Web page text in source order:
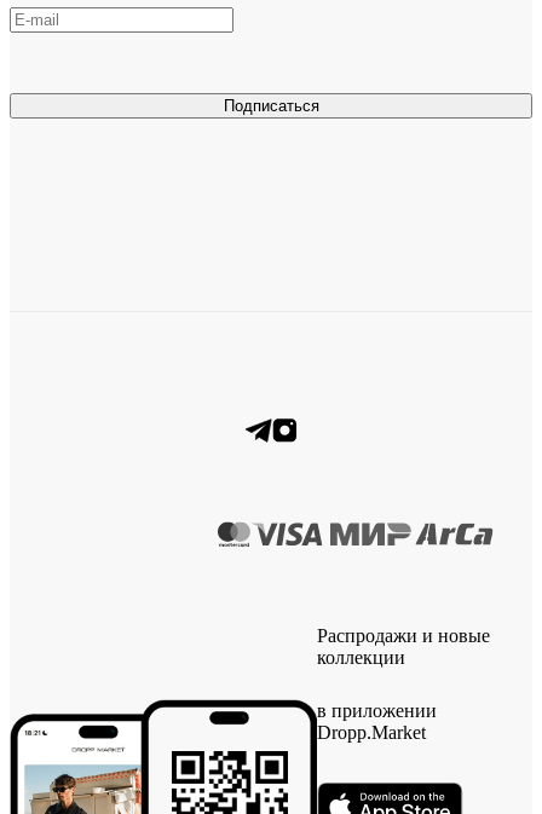
Подписаться
Распродажи и новые
коллекции
в приложении
Dropp.Market